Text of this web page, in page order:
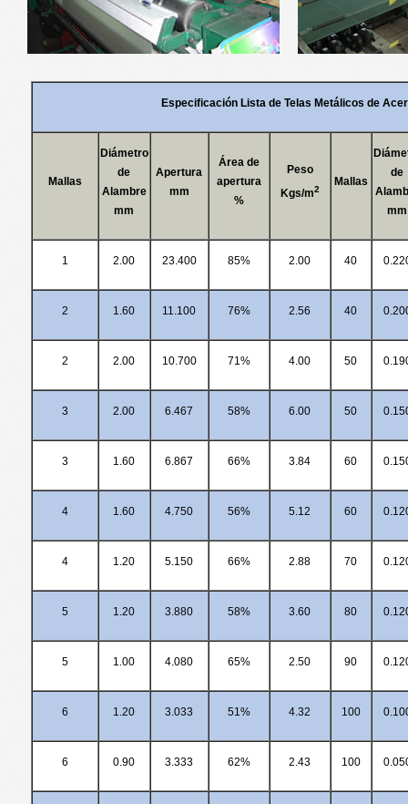
Especificación Lista de Telas Metálicos de
Mallas
Diámetro
de
Alambre
mm
Apertura
mm
Área de
apertura
%
Peso
Kgs/m2
Mallas
de
mm
1 2.00 23.400 85% 2.00 40
2 1.60 11.100 76% 2.56 40
2 2.00 10.700 71% 4.00 50
3 2.00 6.467 58% 6.00 50
3 1.60 6.867 66% 3.84 60
4 1.60 4.750 56% 5.12 60
4 1.20 5.150 66% 2.88 70
5 1.20 3.880 58% 3.60 80
5 1.00 4.080 65% 2.50 90
6 1.20 3.033 51% 4.32 100
6 0.90 3.333 62% 2.43 100